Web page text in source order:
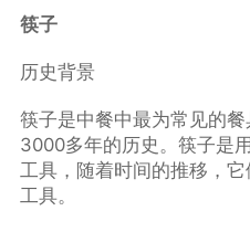
筷子
历史背景
筷子是中餐中最为常见的
3000多年的历史。筷子是
工具，随着时间的推移，
工具。